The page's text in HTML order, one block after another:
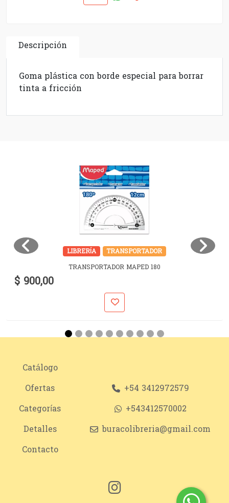
Descripción
Goma plástica con borde especial para borrar
tinta a fricción
LIBRERÍA
TRANSPORTADOR
TRANSPORTADOR MAPED 180
$ 900,00
Catálogo
Ofertas
Categorías
Detalles
Contacto
+54 3412972579
+543412570002
buracolibreria@gmail.com